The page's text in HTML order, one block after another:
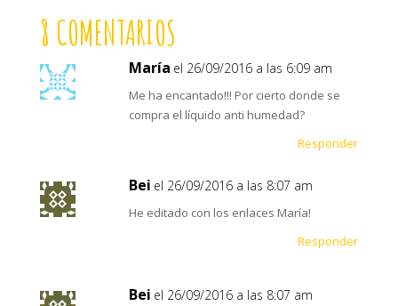
8 COMENTARIOS
María el 26/09/2016 a las 6:09 am
Me ha encantado!!! Por cierto donde se
compra el líquido anti humedad?
Responder
Bei el 26/09/2016 a las 8:07 am
He editado con los enlaces María!
Responder
Bei el 26/09/2016 a las 8:07 am